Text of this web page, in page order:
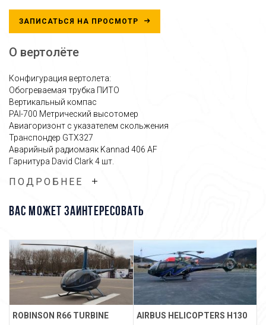
ЗАПИСАТЬСЯ НА ПРОСМОТР
О вертолёте
Конфигурация вертолета:
Обогреваемая трубка ПИТО
Вертикальный компас
PAI-700 Метрический высотомер
Авиагоризонт с указателем скольжения
Транспондер GTX327
Аварийный радиомаяк Kannad 406 AF
Гарнитура David Clark 4 шт.
Оверхол 2025 г., налет после оверхола 387 ч
Вертолет имеет действующие государственные свидетельства
Связаться с менеджером
ПОДРОБНЕЕ
ВАС МОЖЕТ ЗАИНТЕРЕСОВАТЬ
ROBINSON R66 TURBINE AIRBUS HELICOPTERS H130